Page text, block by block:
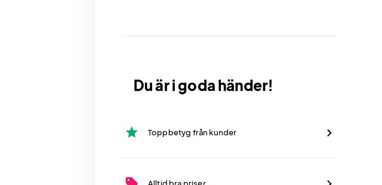
Du är i goda händer!
star Toppbetyg från kunder
Alltid bra priser